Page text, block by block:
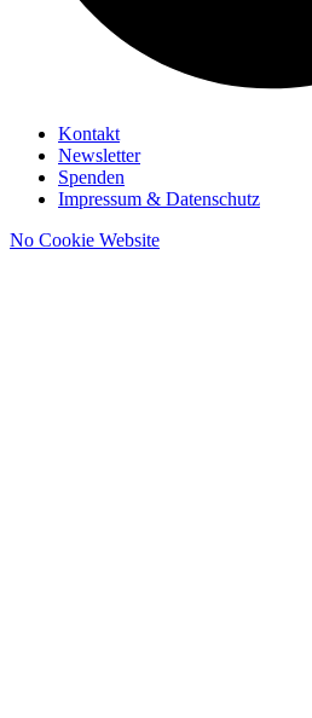
Kontakt
Newsletter
Spenden
Impressum & Datenschutz
No Cookie Website